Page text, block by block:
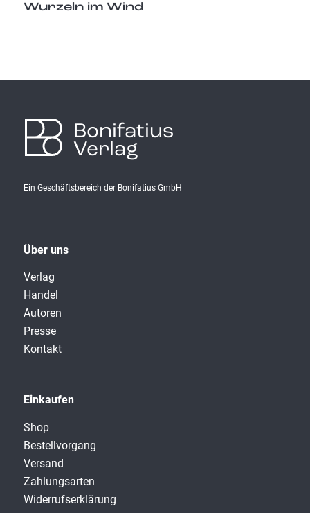
Wurzeln im Wind
Bonifatius
Verlag
Ein Geschäftsbereich der Bonifatius GmbH
Über uns
Verlag
Handel
Autoren
Presse
Kontakt
Einkaufen
Shop
Bestellvorgang
Versand
Zahlungsarten
Widerrufserklärung